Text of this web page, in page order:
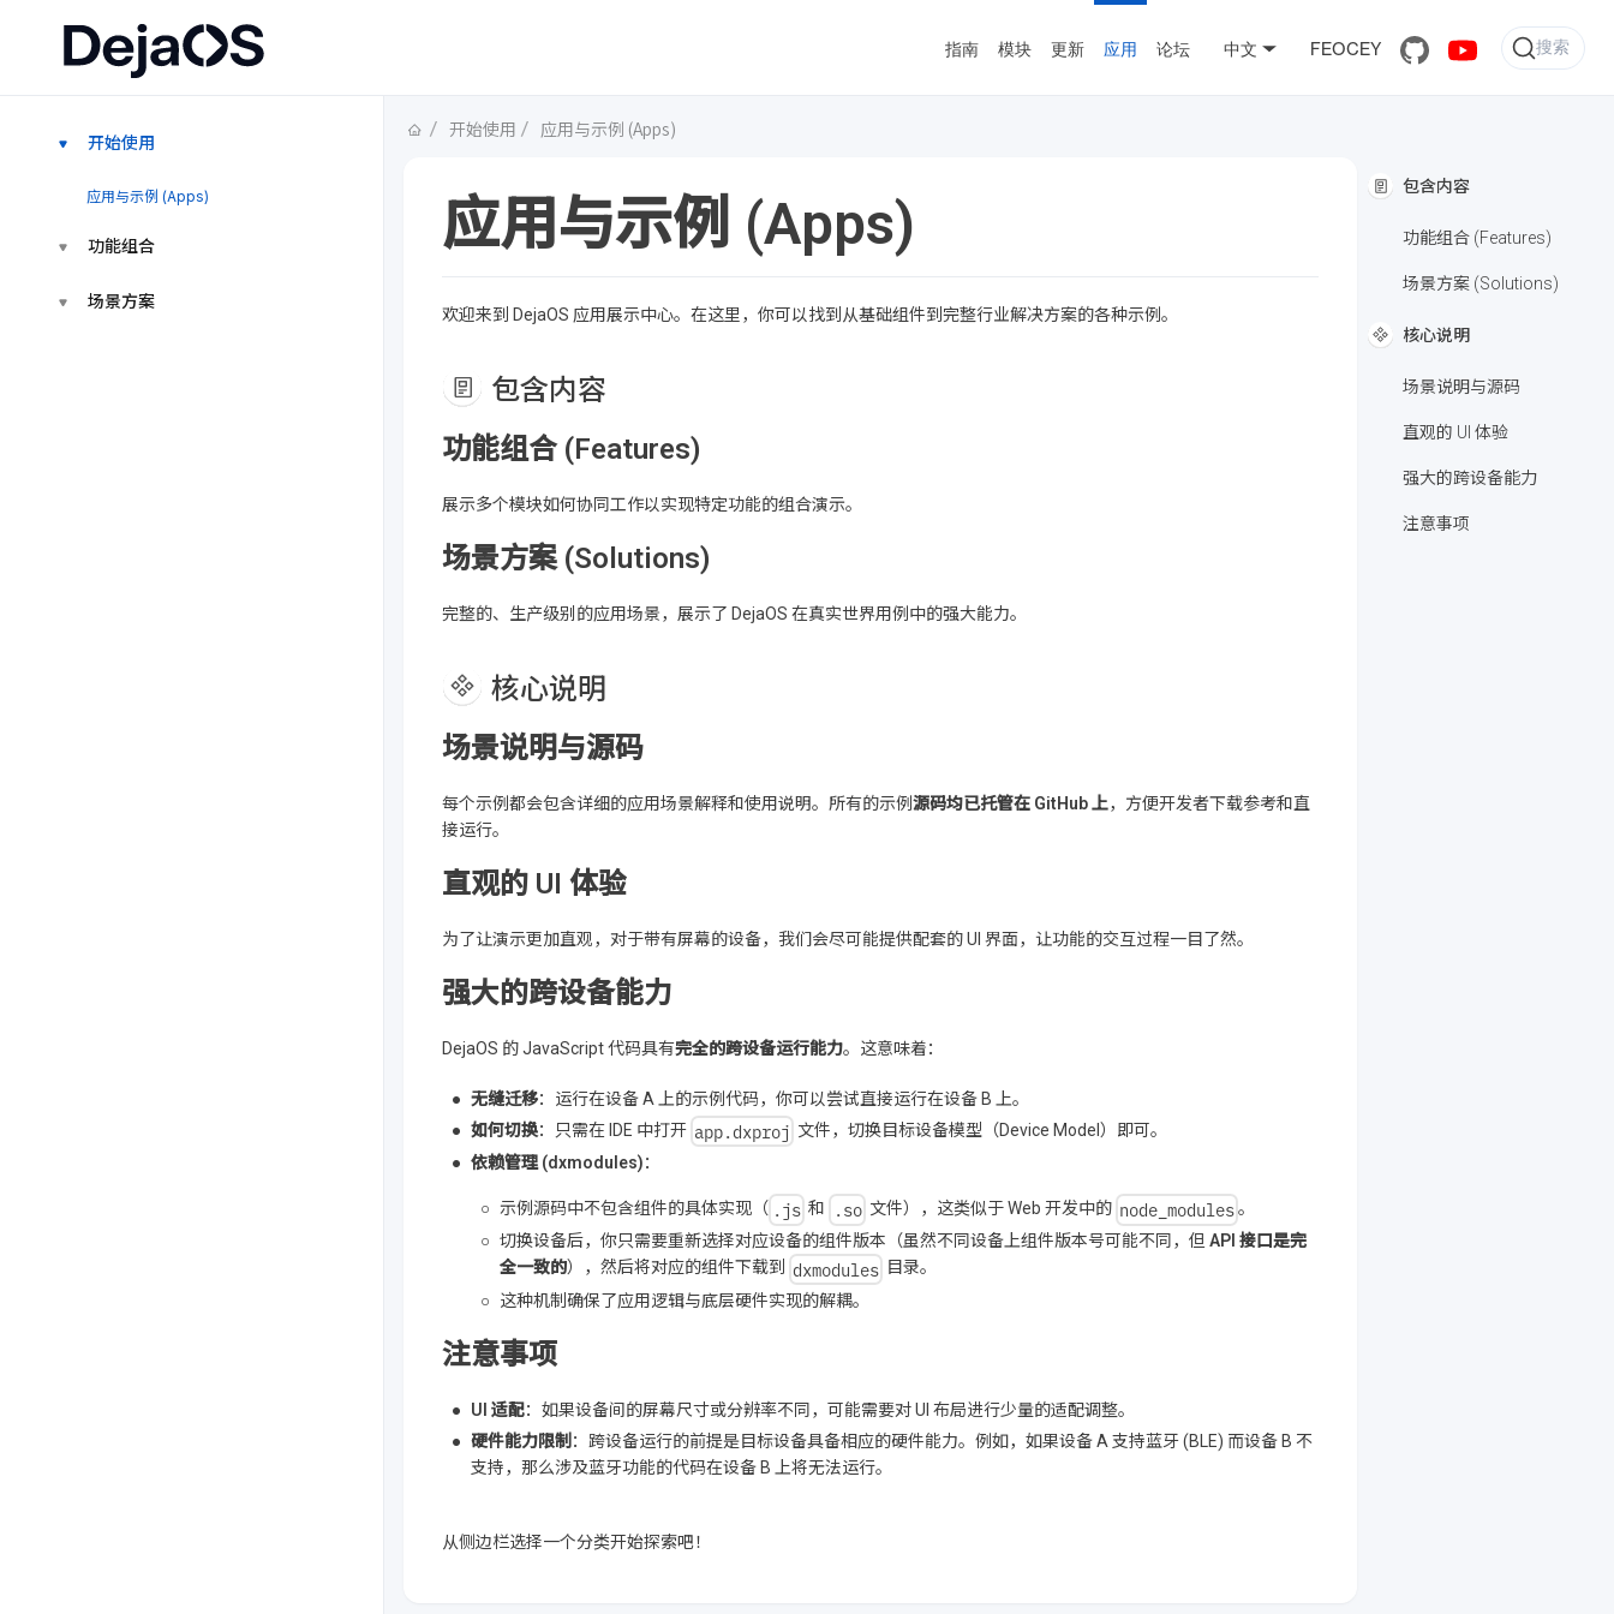
指南 模块 更新 应用 论坛 中文 FEOCEY 搜索
开始使用
应用与示例 (Apps)
功能组合
场景方案
开始使用 应用与示例 (Apps)
应用与示例 (Apps)
欢迎来到 DejaOS 应用展示中心。在这里，你可以找到从基础组件到完整行业解决方案的各种示例。
包含内容
功能组合 (Features)
展示多个模块如何协同工作以实现特定功能的组合演示。
场景方案 (Solutions)
完整的、生产级别的应用场景，展示了 DejaOS 在真实世界用例中的强大能力。
核心说明
场景说明与源码
每个示例都会包含详细的应用场景解释和使用说明。所有的示例源码均已托管在 GitHub 上，方便开发者下载参考和直
接运行。
直观的 UI 体验
为了让演示更加直观，对于带有屏幕的设备，我们会尽可能提供配套的 UI 界面，让功能的交互过程一目了然。
强大的跨设备能力
DejaOS 的 JavaScript 代码具有完全的跨设备运行能力。这意味着：
无缝迁移：运行在设备 A 上的示例代码，你可以尝试直接运行在设备 B 上。
如何切换：只需在 IDE 中打开 app.dxproj 文件，切换目标设备模型（Device Model）即可。
依赖管理 (dxmodules)：
示例源码中不包含组件的具体实现（ .js 和 .so 文件），这类似于 Web 开发中的 node_modules。
切换设备后，你只需要重新选择对应设备的组件版本（虽然不同设备上组件版本号可能不同，但 API 接口是完
全一致的），然后将对应的组件下载到 dxmodules 目录。
这种机制确保了应用逻辑与底层硬件实现的解耦。
注意事项
UI 适配：如果设备间的屏幕尺寸或分辨率不同，可能需要对 UI 布局进行少量的适配调整。
硬件能力限制 ：跨设备运行的前提是目标设备具备相应的硬件能力。例如，如果设备 A 支持蓝牙 (BLE) 而设备 B 不
支持，那么涉及蓝牙功能的代码在设备 B 上将无法运行。
从侧边栏选择一个分类开始探索吧！
包含内容
功能组合 (Features)
场景方案 (Solutions)
核心说明
场景说明与源码
直观的 UI 体验
强大的跨设备能力
注意事项